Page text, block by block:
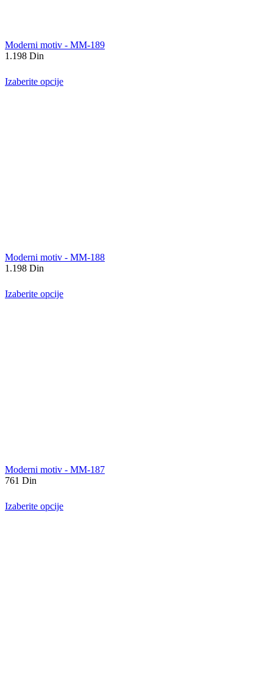
Moderni motiv - MM-189
1.198 Din
Izaberite opcije
Moderni motiv - MM-188
1.198 Din
Izaberite opcije
Moderni motiv - MM-187
761 Din
Izaberite opcije